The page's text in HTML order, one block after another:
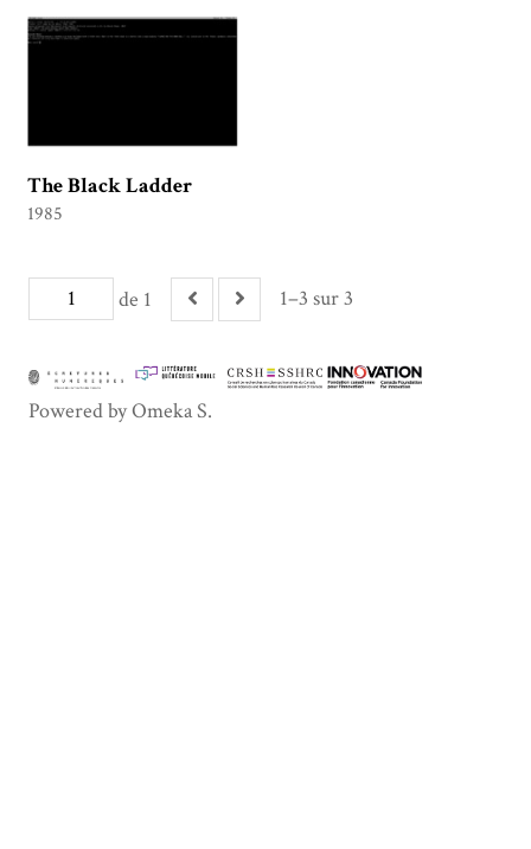
The Black Ladder
1985
de 1 1–3 sur 3
Powered by Omeka S.